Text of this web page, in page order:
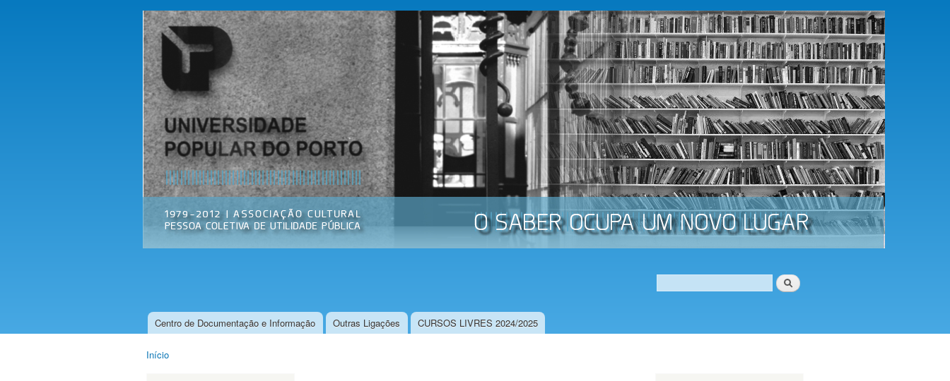
Passar
para o
conteúdo
principal
Universidade
Popular do
Porto
Associação
Cultural
Formulário de procura
Procurar
Menu principal
Centro de Documentação e Informação Outras Ligações CURSOS LIVRES 2024/2025
Início